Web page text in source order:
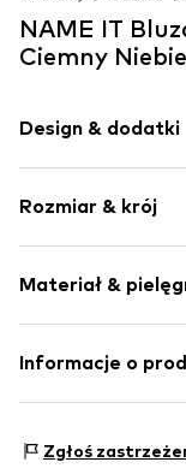
NAME IT
Ciemny
Design & dodatki
Okrągły dekolt
Kołnierz ze
Ściągacz
Rozmiar & krój
Krój: Normalny
Materiał &
Materiał: 60%
Informacje o
22457 Hamburg
Zgłoś